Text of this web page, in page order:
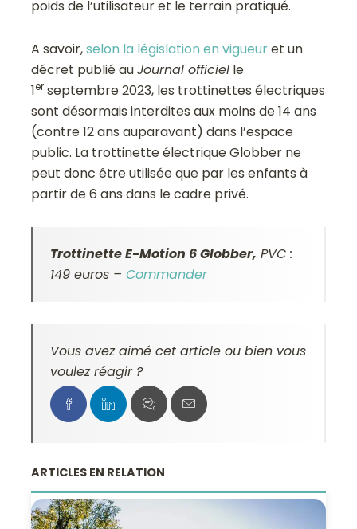
poids de l’utilisateur et le terrain pratiqué.
A savoir,selon la législation en vigueuret un
décret publié auJournal officiel le
1er septembre 2023, les trottinettes électriques
sont désormais interdites aux moins de 14 ans
(contre 12 ans auparavant) dans l’espace
public. La trottinette électrique Globber ne
peut donc être utilisée que par les enfants à
partir de 6 ans dans le cadre privé.
Trottinette E-Motion 6 Globber, PVC :
149 euros –Commander
Vous avez aimé cet article ou bien vous
voulez réagir ?
ARTICLES EN RELATION